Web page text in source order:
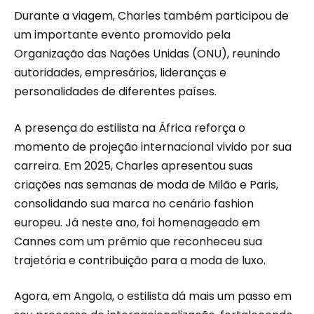
Durante a viagem, Charles também participou de
um importante evento promovido pela
Organização das Nações Unidas (ONU), reunindo
autoridades, empresários, lideranças e
personalidades de diferentes países.
A presença do estilista na África reforça o
momento de projeção internacional vivido por sua
carreira. Em 2025, Charles apresentou suas
criações nas semanas de moda de Milão e Paris,
consolidando sua marca no cenário fashion
europeu. Já neste ano, foi homenageado em
Cannes com um prêmio que reconheceu sua
trajetória e contribuição para a moda de luxo.
Agora, em Angola, o estilista dá mais um passo em